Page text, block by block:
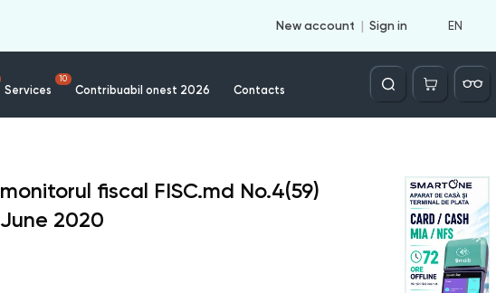
New account Sign in EN
Services
10
Contribuabil onest 2026 Contacts
Căutare
monitorul fiscal FISC.md No.4(59)
June 2020